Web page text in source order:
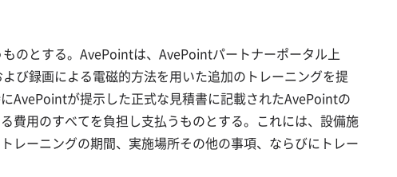
のとする。AvePointは、AvePointパートナーポータル上
び録画による電磁的方法を用いた追加のトレーニングを提
AvePointが提示した正式な見積書に記載されたAvePointの
費用のすべてを負担し支払うものとする。これには、設備施
レーニングの期間、実施場所その他の事項、ならびにトレー